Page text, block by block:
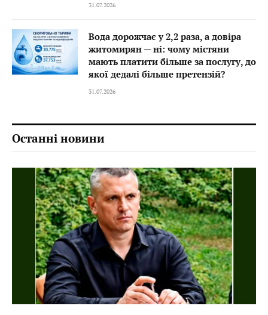
31.07.2026
Вода дорожчає у 2,2 раза, а довіра
житомирян — ні: чому містяни
мають платити більше за послугу, до
якої дедалі більше претензій?
31.07.2026
Останні новини